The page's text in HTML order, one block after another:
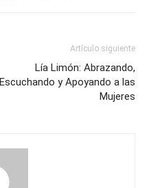
Artículo siguiente
Lía Limón: Abrazando,
Escuchando y Apoyando a las
Mujeres